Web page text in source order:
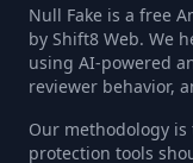
Null Fake is a free
by Shift8 Web. We
using AI-powered
reviewer behavior,
Our methodology
protection tools